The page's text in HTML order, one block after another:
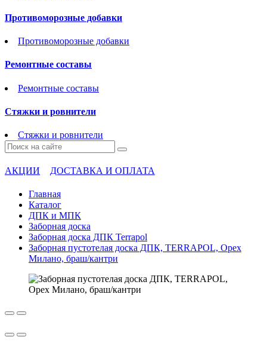
Противоморозные добавки
Противоморозные добавки
Ремонтные составы
Ремонтные составы
Стяжки и ровнители
Стяжки и ровнители
АКЦИИ ДОСТАВКА И ОПЛАТА
Главная
Каталог
ДПК и МПК
Заборная доска
Заборная доска ДПК Terrapol
Заборная пустотелая доска ДПК, TERRAPOL, Орех
Милано, браш/кантри